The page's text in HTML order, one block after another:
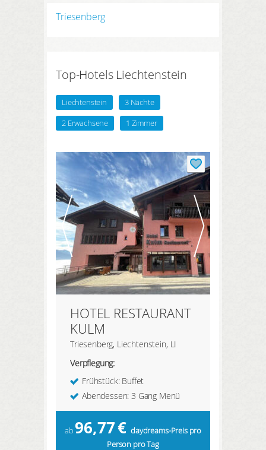
Triesenberg
Top-Hotels Liechtenstein
Liechtenstein
3 Nächte
2 Erwachsene
1 Zimmer
HOTEL RESTAURANT
KULM
Triesenberg, Liechtenstein, LI
Verpflegung:
Frühstück: Buffet
Abendessen: 3 Gang Menü
ab96,77€ daydreams-Preis pro
Person pro Tag